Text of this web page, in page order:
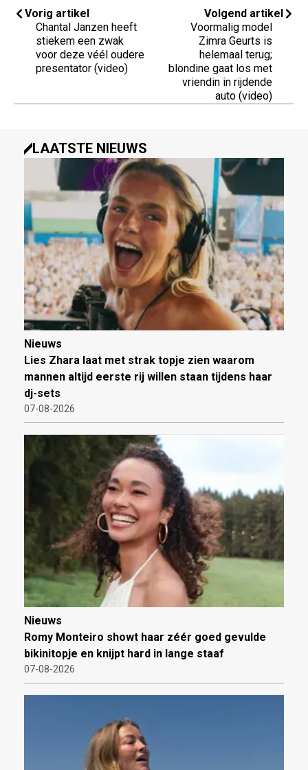
Vorig artikel
Chantal Janzen heeft
stiekem een zwak
voor deze véél oudere
presentator (video)
Volgend artikel
Voormalig model
Zimra Geurts is
helemaal terug;
blondine gaat los met
vriendin in rijdende
auto (video)
LAATSTE NIEUWS
Nieuws
Lies Zhara laat met strak topje zien waarom
mannen altijd eerste rij willen staan tijdens haar
dj-sets
07-08-2026
Nieuws
Romy Monteiro showt haar zéér goed gevulde
bikinitopje en knijpt hard in lange staaf
07-08-2026